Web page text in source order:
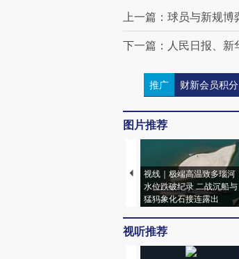
上一篇：球员与新规博
下一篇：人民日报、新
推广 财新会员积
图片推荐
视线｜极端高温致多瑙河
水位跌破纪录 二战沉船与
猛犸象化石接连露出
视听推荐